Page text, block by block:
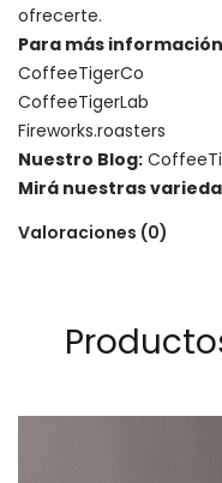
ofrecerte.
Para más
CoffeeTigerCo
CoffeeTigerLab
Fireworks.roasters
Nuestro Blog:
Mirá nuestras
Valoraciones (0)